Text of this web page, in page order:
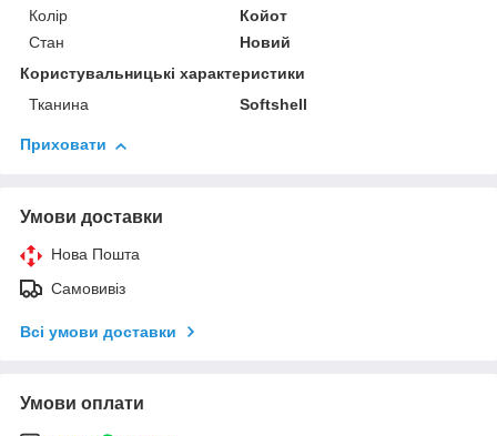
Колір
Койот
Стан
Новий
Користувальницькі характеристики
Тканина
Softshell
Приховати
Умови доставки
Нова Пошта
Самовивіз
Всі умови доставки
Умови оплати